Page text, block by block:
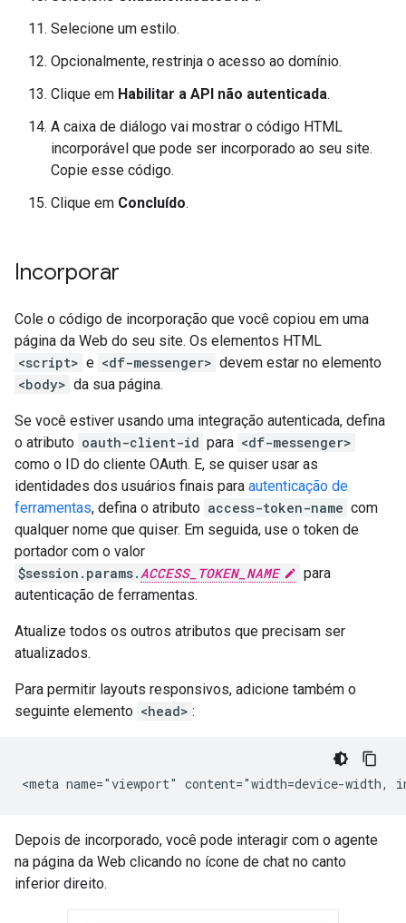
Selecione um estilo.
Opcionalmente, restrinja o acesso ao domínio.
Clique em Habilitar a API não autenticada.
A caixa de diálogo vai mostrar o código HTML
incorporável que pode ser incorporado ao seu site.
Copie esse código.
Clique em Concluído.
Incorporar
Cole o código de incorporação que você copiou em uma
página da Web do seu site. Os elementos HTML
<script> e <df-messenger> devem estar no elemento
<body> da sua página.
Se você estiver usando uma integração autenticada, defina
o atributo oauth-client-id para <df-messenger>
como o ID do cliente OAuth. E, se quiser usar as
identidades dos usuários finais para autenticação de
ferramentas, defina o atributo access-token-name com
qualquer nome que quiser. Em seguida, use o token de
portador com o valor
$session.params.ACCESS_TOKEN_NAME
para
autenticação de ferramentas.
Atualize todos os outros atributos que precisam ser
atualizados.
Para permitir layouts responsivos, adicione também o
seguinte elemento <head> :
Depois de incorporado, você pode interagir com o agente
na página da Web clicando no ícone de chat no canto
inferior direito.